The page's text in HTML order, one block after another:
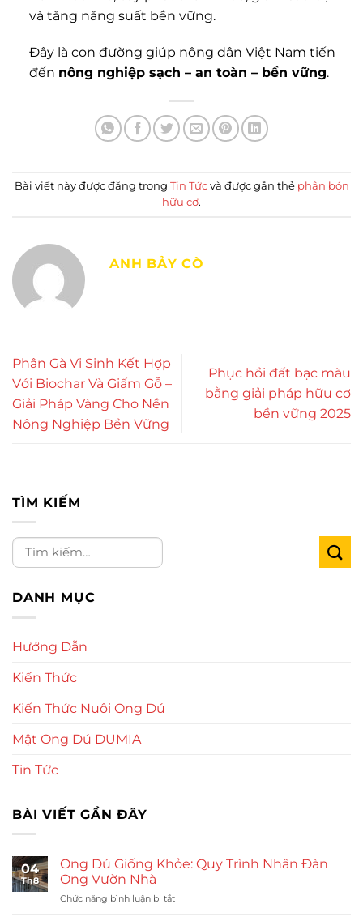
và tăng năng suất bền vững.
Đây là con đường giúp nông dân Việt Nam tiến
đến nông nghiệp sạch – an toàn – bền vững.
Bài viết này được đăng trong Tin Tứcvà được gắn thẻ phân bón
hữu cơ.
ANH BẢY CÒ
Phân Gà Vi Sinh Kết Hợp
Với Biochar Và Giấm Gỗ –
Giải Pháp Vàng Cho Nền
Nông Nghiệp Bền Vững
Phục hồi đất bạc màu
bằng giải pháp hữu cơ
bền vững 2025
TÌM KIẾM
DANH MỤC
Hướng Dẫn
Kiến Thức
Kiến Thức Nuôi Ong Dú
Mật Ong Dú DUMIA
Tin Tức
BÀI VIẾT GẦN ĐÂY
04
Th8
Ong Dú Giống Khỏe: Quy Trình Nhân Đàn
Ong Vườn Nhà
Chức năng bình luận bị tắtở